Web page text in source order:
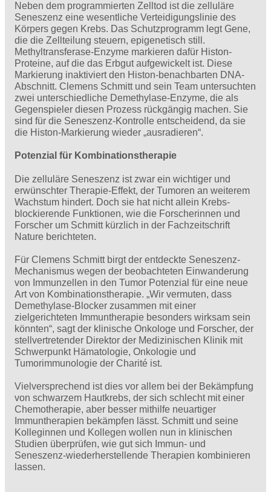
Neben dem programmierten Zelltod ist die zelluläre
Seneszenz eine wesentliche Verteidigungslinie des
Körpers gegen Krebs. Das Schutzprogramm legt Gene,
die die Zellteilung steuern, epigenetisch still.
Methyltransferase-Enzyme markieren dafür Histon-
Proteine, auf die das Erbgut aufgewickelt ist. Diese
Markierung inaktiviert den Histon-benachbarten DNA-
Abschnitt. Clemens Schmitt und sein Team untersuchten
zwei unterschiedliche Demethylase-Enzyme, die als
Gegenspieler diesen Prozess rückgängig machen. Sie
sind für die Seneszenz-Kontrolle entscheidend, da sie
die Histon-Markierung wieder „ausradieren“.
Potenzial für Kombinationstherapie
Die zelluläre Seneszenz ist zwar ein wichtiger und
erwünschter Therapie-Effekt, der Tumoren an weiterem
Wachstum hindert. Doch sie hat nicht allein Krebs-
blockierende Funktionen, wie die Forscherinnen und
Forscher um Schmitt kürzlich in der Fachzeitschrift
Nature berichteten.
Für Clemens Schmitt birgt der entdeckte Seneszenz-
Mechanismus wegen der beobachteten Einwanderung
von Immunzellen in den Tumor Potenzial für eine neue
Art von Kombinationstherapie. „Wir vermuten, dass
Demethylase-Blocker zusammen mit einer
zielgerichteten Immuntherapie besonders wirksam sein
könnten“, sagt der klinische Onkologe und Forscher, der
stellvertretender Direktor der Medizinischen Klinik mit
Schwerpunkt Hämatologie, Onkologie und
Tumorimmunologie der Charité ist.
Vielversprechend ist dies vor allem bei der Bekämpfung
von schwarzem Hautkrebs, der sich schlecht mit einer
Chemotherapie, aber besser mithilfe neuartiger
Immuntherapien bekämpfen lässt. Schmitt und seine
Kolleginnen und Kollegen wollen nun in klinischen
Studien überprüfen, wie gut sich Immun- und
Seneszenz-wiederherstellende Therapien kombinieren
lassen.